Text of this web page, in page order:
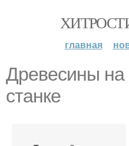
главная
Древесины на
станке